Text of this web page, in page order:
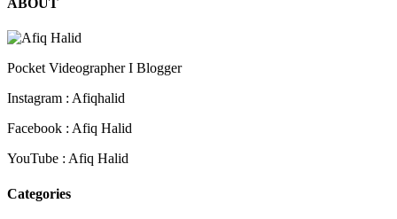
ABOUT
Pocket Videographer I Blogger
Instagram : Afiqhalid
Facebook : Afiq Halid
YouTube : Afiq Halid
Categories